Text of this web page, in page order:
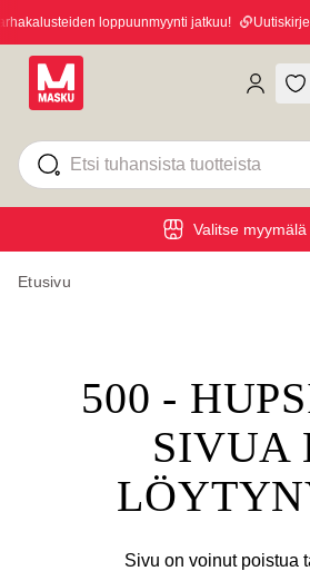
loppuunmyynti jatkuu!
Valitse myymälä
Etusivu
500 -
SIVUA
Sivu on voinut poistua